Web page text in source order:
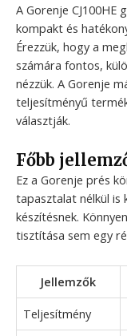
A Gorenje CJ100HE
kompakt és
Érezzük, hogy a
számára fontos,
nézzük. A Gorenje
teljesítményű
választják.
Főbb
Ez a Gorenje prés
tapasztalat nélkül is
készítésnek.
tisztítása sem egy
Jellemzők
Teljesítmény